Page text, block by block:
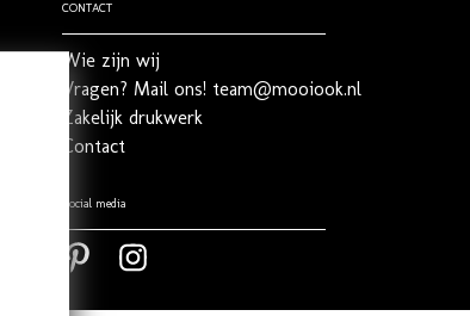
CONTACT
Wie zijn wij
Vragen? Mail ons! team@mooiook.nl
Zakelijk drukwerk
Contact
Social media
Pinterest